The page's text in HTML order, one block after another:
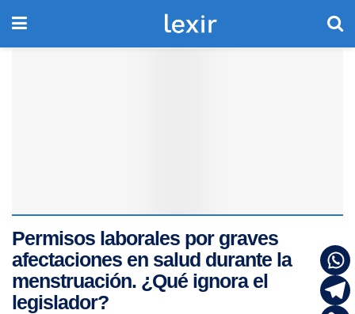
Permisos laborales por graves
afectaciones en salud durante la
menstruación. ¿Qué ignora el
legislador?